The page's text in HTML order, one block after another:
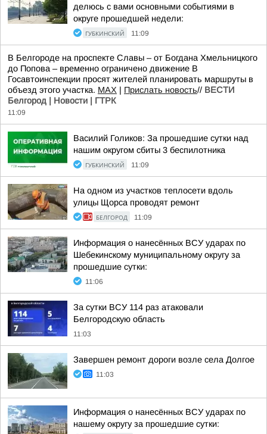
делюсь с вами основными событиями в
округе прошедшей недели:
ГУБКИНСКИЙ 11:09
В Белгороде на проспекте Славы – от Богдана Хмельницкого
до Попова – временно ограничено движение В
Госавтоинспекции просят жителей планировать маршруты в
объезд этого участка. МАХ | Прислать новость// ВЕСТИ
Белгород | Новости | ГТРК
11:09
Василий Голиков: За прошедшие сутки над
нашим округом сбиты 3 беспилотника
ГУБКИНСКИЙ 11:09
На одном из участков теплосети вдоль
улицы Щорса проводят ремонт
БЕЛГОРОД 11:09
Информация о нанесённых ВСУ ударах по
Шебекинскому муниципальному округу за
прошедшие сутки:
11:06
За сутки ВСУ 114 раз атаковали
Белгородскую область
11:03
Завершен ремонт дороги возле села Долгое
11:03
Информация о нанесённых ВСУ ударах по
нашему округу за прошедшие сутки: